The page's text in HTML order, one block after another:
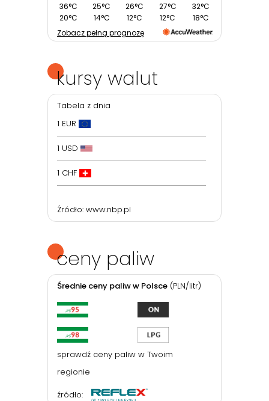
36°C
20°C
25°C
14°C
26°C
12°C
27°C
12°C
32°C
18°C
Zobacz pełną prognozę
ceny paliw
Średnie ceny paliw w Polsce (PLN/litr)
sprawdź ceny paliw w Twoim
regionie
źródło:
kursy walut
Tabela z dnia
1 EUR
1 USD
1 CHF
Źródło: www.nbp.pl